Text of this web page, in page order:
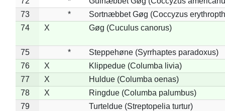
73
*
Sortnæbbet Gøg (Coccyzus
74
X Gøg (Cuculus canorus)
75 *
Steppehøne (Syrrhaptes paradoxus)
76
X
Klippedue (Columba livia)
77
X
Huldue (Columba oenas)
78
X
Ringdue (Columba palumbus)
79
Turteldue (Streptopelia turtur)